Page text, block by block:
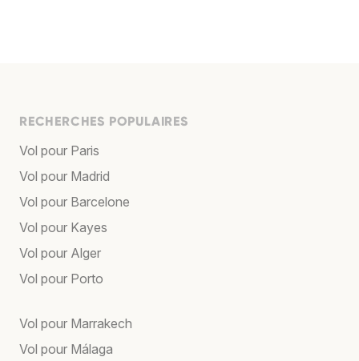
RECHERCHES POPULAIRES
Vol pour Paris
Vol pour Madrid
Vol pour Barcelone
Vol pour Kayes
Vol pour Alger
Vol pour Porto
Vol pour Marrakech
Vol pour Málaga